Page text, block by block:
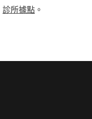
診所據點 。